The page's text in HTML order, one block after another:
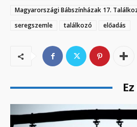
Magyarországi Bábszínházak 17.
seregszemle
találkozó előadás